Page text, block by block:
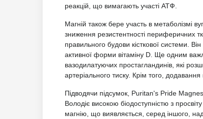
реакцій, що вимагають участі АТФ.
Магній також бере участь в метаболізмі
зниження резистентності периферичних
правильного будови кісткової системи.
активної форми вітаміну D. Ще одним
вазодилатуючих простагландинів, які
артеріального тиску. Крім того,
Підводячи підсумок, Puritan's Pride
Володіє високою біодоступністю з
магнію, що виявляється, серед іншого,